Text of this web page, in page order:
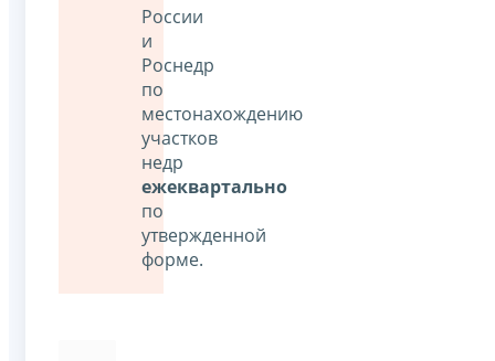
России
и
Роснедр
по
местонахождению
участков
недр
ежеквартально
по
утвержденной
форме.